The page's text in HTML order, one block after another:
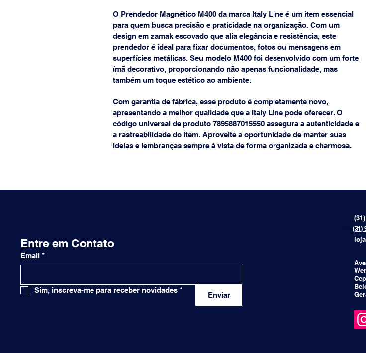
O Prendedor Magnético M400 da marca Italy Line é um item essencial
para quem busca precisão e praticidade na organização. Com um
design em zamak escovado que alia elegância e resistência, este
prendedor é ideal para fixar documentos, fotos ou mensagens em
superfícies metálicas. Seu modelo M400 foi desenvolvido com um forte
ímã decorativo, proporcionando não apenas funcionalidade, mas
também um toque estético ao ambiente.
Com garantia de fábrica, esse produto é completamente novo,
apresentando a melhor qualidade que a Italy Line pode oferecer. O
código universal de produto 7895887015550 assegura a autenticidade e
a rastreabilidade do item. Aproveite a oportunidade de manter suas
ideias e lembranças sempre à vista de forma organizada e charmosa.
Entre em Contato
Email *
Sim, inscreva-me para receber novidades *
Enviar
{[[[[(31)